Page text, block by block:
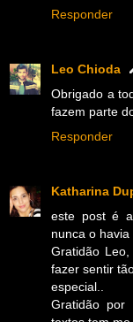
Responder
Leo Chioda
Obrigado a
fazem parte
Responder
Katharina
este post é
nunca o havia
Gratidão
fazer sentir
especial..
Gratidão por